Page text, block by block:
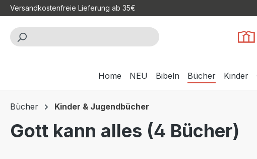
Hauptinhalt springen
Zur Suche springen
Zur Hauptnavigation springen
Versandkostenfreie Lieferung ab 35€
Home NEU Bibeln Bücher Kinder
Bücher Kinder & Jugendbücher
Gott kann alles (4 Bücher)